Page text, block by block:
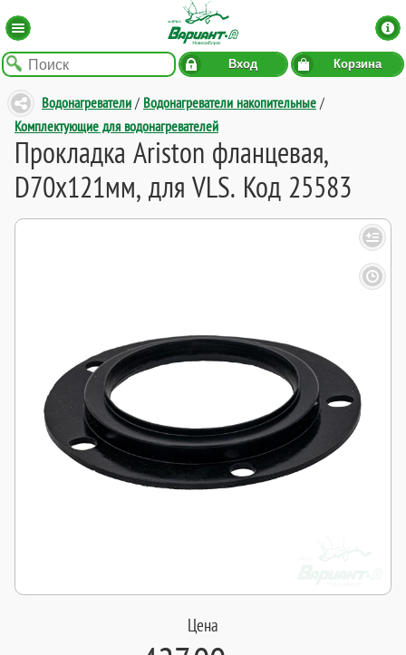
Вход Корзина
Водонагреватели / Водонагреватели накопительные /
Комплектующие для водонагревателей
Прокладка Ariston фланцевая,
D70х121мм, для VLS. Код 25583
Цена